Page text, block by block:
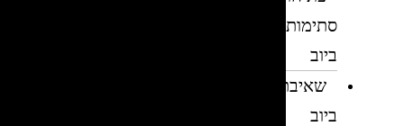
סתימות
ביוב
שאיבת
ביוב